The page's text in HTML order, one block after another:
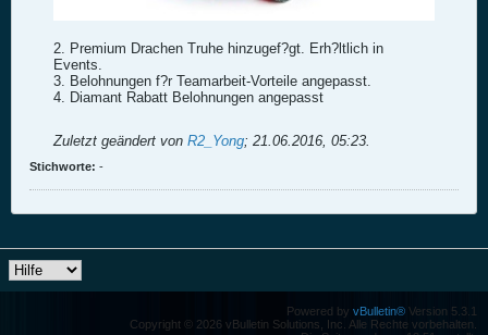
2. Premium Drachen Truhe hinzugef?gt. Erh?ltlich in
Events.
3. Belohnungen f?r Teamarbeit-Vorteile angepasst.
4. Diamant Rabatt Belohnungen angepasst
Zuletzt geändert von R2_Yong; 21.06.2016, 05:23.
Stichworte: -
Powered by vBulletin® Version 5.3.1
Copyright © 2026 vBulletin Solutions, Inc. Alle Rechte vorbehalten.